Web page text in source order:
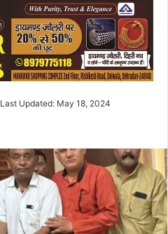
Last Updated: May 18, 2024